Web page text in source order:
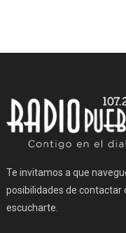
Te invitamos a que
posibilidades de contactar
escucharte.